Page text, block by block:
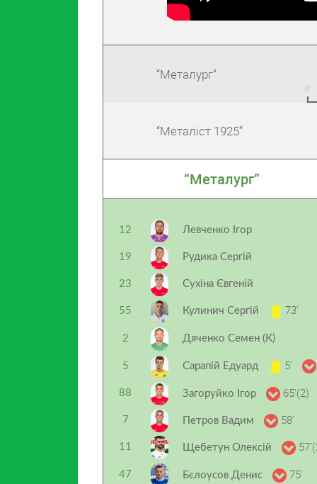
“Металург”
“Металіст 1925”
“Металург”
12 Левченко Ігор
19 Рудика Сергій
23 Сухіна Євгеній
55 Кулинич Сергій 73’
2 Дяченко Семен (К)
5 Сарапій Едуард 5’
88 Загоруйко Ігор 65’(2)
7 Петров Вадим 58’
11 Щебетун Олексій
47 Бєлоусов Денис 75’